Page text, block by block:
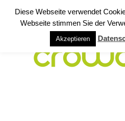
Diese Webseite verwendet
Webseite stimmen Sie der
Akzeptieren